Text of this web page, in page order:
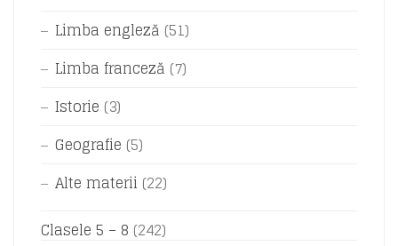
Limba engleză (51)
Limba franceză (7)
Istorie (3)
Geografie (5)
Alte materii (22)
Clasele 5 – 8 (242)